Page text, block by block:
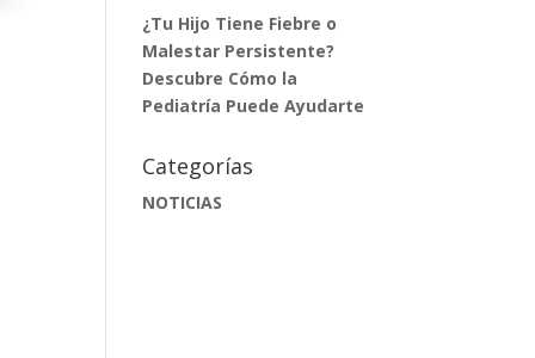
¿Tu Hijo Tiene Fiebre o
Malestar Persistente?
Descubre Cómo la
Pediatría Puede Ayudarte
Categorías
NOTICIAS